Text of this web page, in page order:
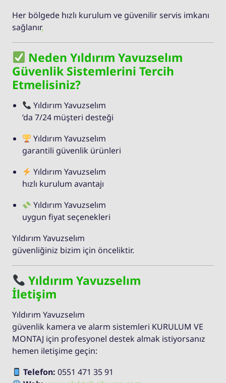
Her bölgede hızlı kurulum ve güvenilir servis imkanı
sağlanır.
Neden Yıldırım Yavuzselım
Güvenlik Sistemlerini Tercih
Etmelisiniz?
Yıldırım Yavuzselım
’da 7/24 müşteri desteği
Yıldırım Yavuzselım
garantili güvenlik ürünleri
Yıldırım Yavuzselım
hızlı kurulum avantajı
Yıldırım Yavuzselım
uygun fiyat seçenekleri
Yıldırım Yavuzselım
güvenliğiniz bizim için önceliktir.
Yıldırım Yavuzselım
İletişim
Yıldırım Yavuzselım
güvenlik kamera ve alarm sistemleri KURULUM VE
MONTAJ için profesyonel destek almak istiyorsanız
hemen iletişime geçin:
Telefon: 0551 471 35 91